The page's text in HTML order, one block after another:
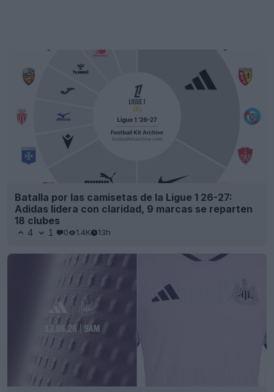
Batalla por las camisetas de la Ligue 1 26-27:
Adidas lidera con claridad, 9 marcas se reparten
18 clubes
4 1 0 1.4K 13h